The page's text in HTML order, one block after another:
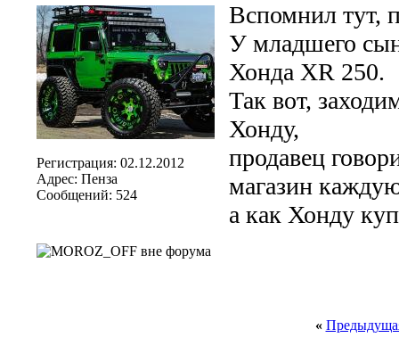
Регистрация: 02.12.2012
Адрес: Пенза
Сообщений: 524
Вспомнил тут,
У младшего
Хонда XR 250.
Так вот,
Хонду,
продавец
магазин
а как Хонду
«